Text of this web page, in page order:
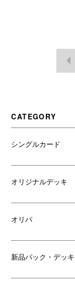
CATEGORY
シングルカード
オリジナルデッキ
オリパ
新品パック・デッキ